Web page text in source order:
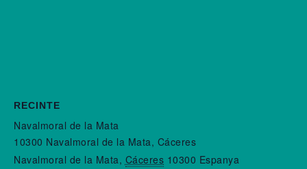
RECINTE
Navalmoral de la Mata
10300 Navalmoral de la Mata, Cáceres
Navalmoral de la Mata, Cáceres 10300 Espanya